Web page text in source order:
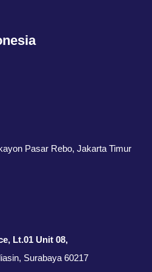
Pasar Rebo, Jakarta Timur
Lt.01 Unit 08,
Surabaya 60217